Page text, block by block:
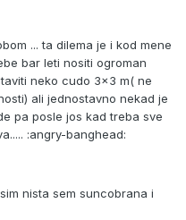
... ta dilema je i kod mene
bar leti nositi ogroman
neko cudo 3x3 m( ne
ali jednostavno nekad je
pa posle jos kad treba sve
:angry-banghead:
nista sem suncobrana i